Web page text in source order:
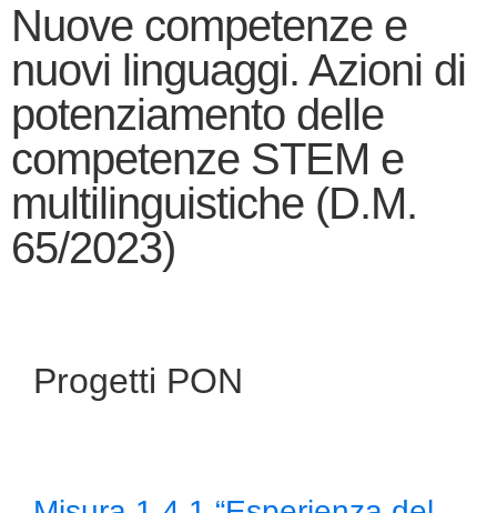
Nuove competenze e
nuovi linguaggi. Azioni di
potenziamento delle
competenze STEM e
multilinguistiche (D.M.
65/2023)
Progetti PON